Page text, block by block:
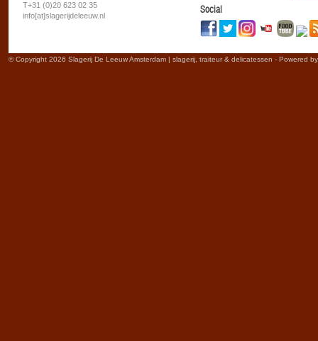
T+31 (0)20 623 02 35
info[at]slagerijdeleeuw.nl
Social
© Copyright 2026 Slagerij De Leeuw Amsterdam | slagerij, traiteur & delicatessen - Powered